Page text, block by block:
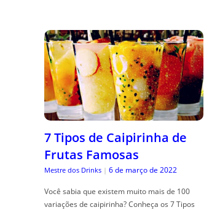
7 Tipos de Caipirinha de
Frutas Famosas
Mestre dos Drinks | 6 de março de 2022
Você sabia que existem muito mais de 100
variações de caipirinha? Conheça os 7 Tipos